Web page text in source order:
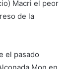
Macri el peor
de la
el pasado